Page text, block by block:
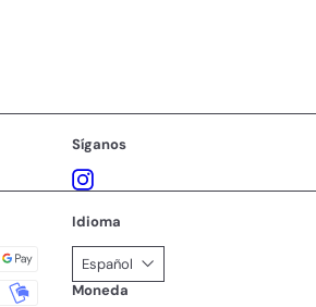
Síganos
Instagram
Idioma
Español
Moneda